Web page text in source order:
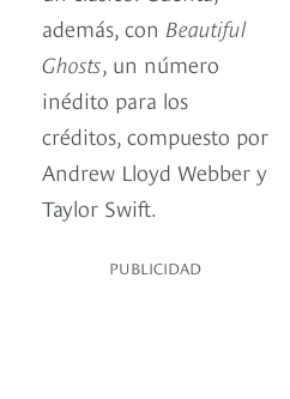
además, con Beautiful
Ghosts, un número
inédito para los
créditos, compuesto por
Andrew Lloyd Webber y
Taylor Swift.
PUBLICIDAD